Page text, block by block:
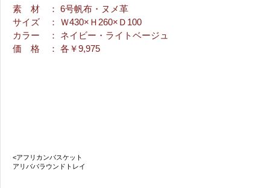
素 材
： 6号帆布・ヌメ革
サイズ
： Ｗ430×Ｈ260×Ｄ100
カラー
： ネイビー・ライトベージュ
価 格
： 各￥9,975
<アフリカンバスケット
アリババラウンドトレイ